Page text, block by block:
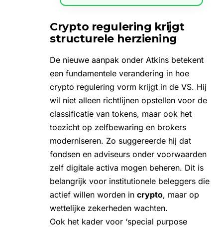
Crypto regulering krijgt
structurele herziening
De nieuwe aanpak onder Atkins betekent
een fundamentele verandering in hoe
crypto regulering vorm krijgt in de VS. Hij
wil niet alleen richtlijnen opstellen voor de
classificatie van tokens, maar ook het
toezicht op zelfbewaring en brokers
moderniseren. Zo suggereerde hij dat
fondsen en adviseurs onder voorwaarden
zelf digitale activa mogen beheren. Dit is
belangrijk voor institutionele beleggers die
actief willen worden in crypto, maar op
wettelijke zekerheden wachten.
Ook het kader voor ‘special purpose